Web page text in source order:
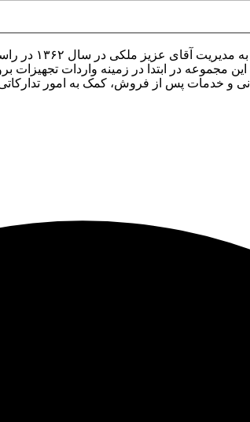
معرفی صنایع
مجموعه در ابتدا در زمینه واردات تجهیزات